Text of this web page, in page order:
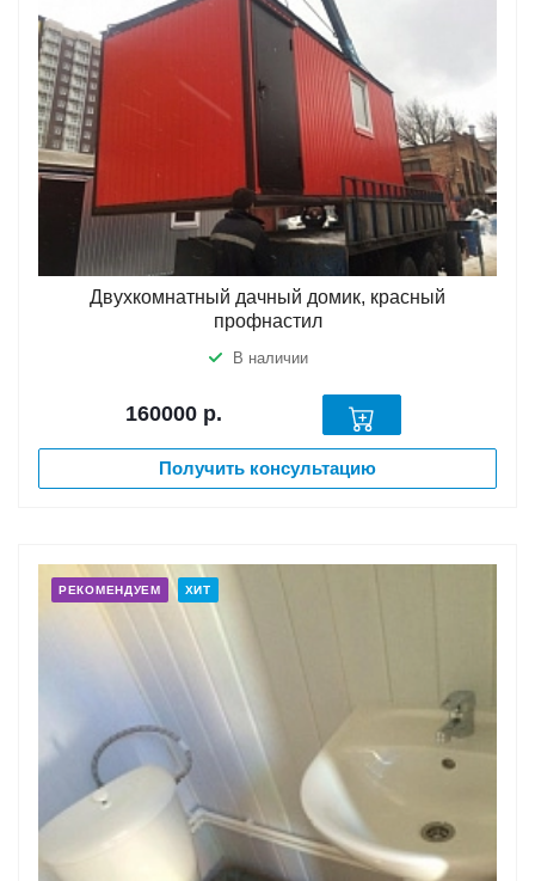
Двухкомнатный дачный домик, красный
профнастил
В наличии
160000 р.
Получить консультацию
РЕКОМЕНДУЕМ ХИТ